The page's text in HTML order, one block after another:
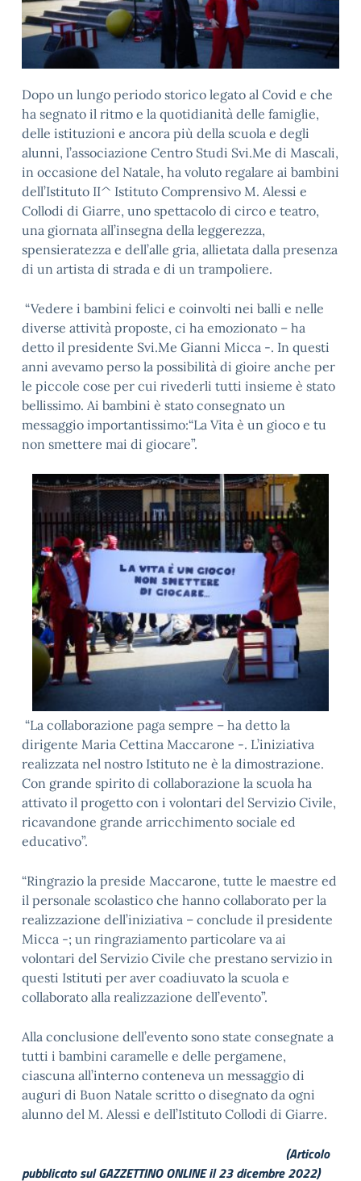
Dopo un lungo periodo storico legato al Covid e che
ha segnato il ritmo e la quotidianità delle famiglie,
delle istituzioni e ancora più della scuola e degli
alunni, l’associazione Centro Studi Svi.Me di Mascali,
in occasione del Natale, ha voluto regalare ai bambini
dell’Istituto II^ Istituto Comprensivo M. Alessi e
Collodi di Giarre, uno spettacolo di circo e teatro,
una giornata all’insegna della leggerezza,
spensieratezza e dell’alle gria, allietata dalla presenza
di un artista di strada e di un trampoliere.
“Vedere i bambini felici e coinvolti nei balli e nelle
diverse attività proposte, ci ha emozionato – ha
detto il presidente Svi.Me Gianni Micca -. In questi
anni avevamo perso la possibilità di gioire anche per
le piccole cose per cui rivederli tutti insieme è stato
bellissimo. Ai bambini è stato consegnato un
messaggio importantissimo:“La Vita è un gioco e tu
non smettere mai di giocare”.
“La collaborazione paga sempre – ha detto la
dirigente Maria Cettina Maccarone -. L’iniziativa
realizzata nel nostro Istituto ne è la dimostrazione.
Con grande spirito di collaborazione la scuola ha
attivato il progetto con i volontari del Servizio Civile,
ricavandone grande arricchimento sociale ed
educativo”.
“Ringrazio la preside Maccarone, tutte le maestre ed
il personale scolastico che hanno collaborato per la
realizzazione dell’iniziativa – conclude il presidente
Micca -; un ringraziamento particolare va ai
volontari del Servizio Civile che prestano servizio in
questi Istituti per aver coadiuvato la scuola e
collaborato alla realizzazione dell’evento”.
Alla conclusione dell’evento sono state consegnate a
tutti i bambini caramelle e delle pergamene,
ciascuna all’interno conteneva un messaggio di
auguri di Buon Natale scritto o disegnato da ogni
alunno del M. Alessi e dell’Istituto Collodi di Giarre.
(Articolo
pubblicato sul GAZZETTINO ONLINE il23 dicembre 2022)